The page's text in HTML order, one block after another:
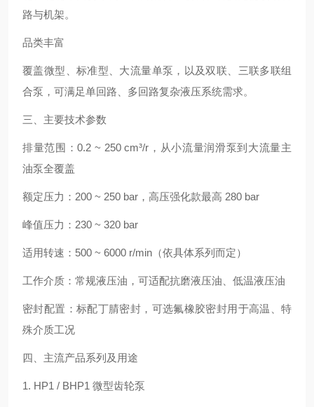
路与机架。
品类丰富
覆盖微型、标准型、大流量单泵，以及双联、三联多联组
合泵，可满足单回路、多回路复杂液压系统需求。
三、主要技术参数
排量范围：0.2 ~ 250 cm³/r，从小流量润滑泵到大流量主
油泵全覆盖
额定压力：200 ~ 250 bar，高压强化款最高 280 bar
峰值压力：230 ~ 320 bar
适用转速：500 ~ 6000 r/min（依具体系列而定）
工作介质：常规液压油，可适配抗磨液压油、低温液压油
密封配置：标配丁腈密封，可选氟橡胶密封用于高温、特
殊介质工况
四、主流产品系列及用途
1. HP1 / BHP1 微型齿轮泵